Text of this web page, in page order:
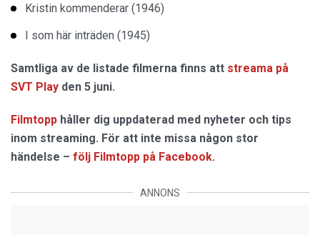
Kristin kommenderar (1946)
I som här inträden (1945)
Samtliga av de listade filmerna finns att streama på
SVT Play den 5 juni.
Filmtopp håller dig uppdaterad med nyheter och tips
inom streaming. För att inte missa någon stor
händelse – följ Filmtopp på Facebook.
ANNONS